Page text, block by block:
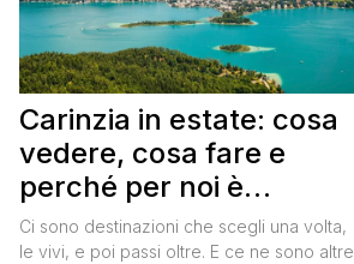
Carinzia in estate: cosa
vedere, cosa fare e
perché per noi è
diventata una
destinazione del cuore
Ci sono destinazioni che scegli una volta,
le vivi, e poi passi oltre. E ce ne sono altre